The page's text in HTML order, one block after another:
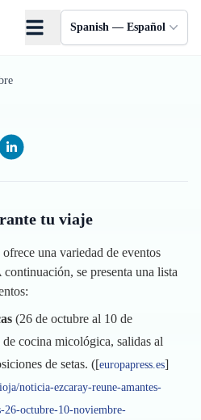
Spanish — Español
tu viaje
una variedad de eventos
se presenta una lista
(26 de octubre al 10 de
cocina micológica, salidas al
de setas. ([europapress.es]
noticia-ezcaray-reune-amantes-
26-octubre-10-noviembre-